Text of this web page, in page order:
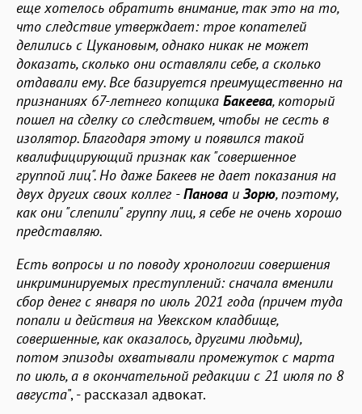
еще хотелось обратить внимание, так это на то,
что следствие утверждает: трое копателей
делились с Цукановым, однако никак не может
доказать, сколько они оставляли себе, а сколько
отдавали ему. Все базируется преимущественно на
признаниях 67-летнего копщика Бакеева, который
пошел на сделку со следствием, чтобы не сесть в
изолятор. Благодаря этому и появился такой
квалифицирующий признак как "совершенное
группой лиц". Но даже Бакеев не дает показания на
двух других своих коллег -Панова иЗорю, поэтому,
как они "слепили" группу лиц, я себе не очень хорошо
представляю.
Есть вопросы и по поводу хронологии совершения
инкриминируемых преступлений: сначала вменили
сбор денег с января по июль 2021 года (причем туда
попали и действия на Увекском кладбище,
совершенные, как оказалось, другими людьми),
потом эпизоды охватывали промежуток с марта
по июль, а в окончательной редакции с 21 июля по 8
августа", - рассказал адвокат.